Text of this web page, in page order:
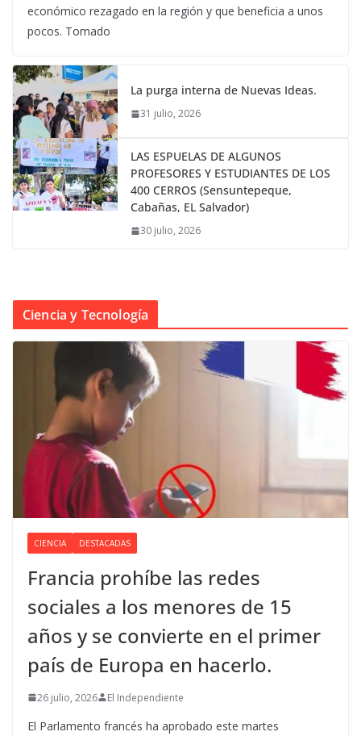
económico rezagado en la región y que beneficia a unos
pocos. Tomado
La purga interna de Nuevas Ideas.
31 julio, 2026
LAS ESPUELAS DE ALGUNOS
PROFESORES Y ESTUDIANTES DE LOS
400 CERROS (Sensuntepeque,
Cabañas, EL Salvador)
30 julio, 2026
Ciencia y Tecnología
CIENCIA DESTACADAS
Francia prohíbe las redes
sociales a los menores de 15
años y se convierte en el primer
país de Europa en hacerlo.
26 julio, 2026 El Independiente
El Parlamento francés ha aprobado este martes